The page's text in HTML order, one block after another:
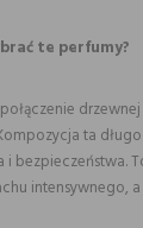
te perfumy?
ta
i bezpieczeństwa.
intensywnego,